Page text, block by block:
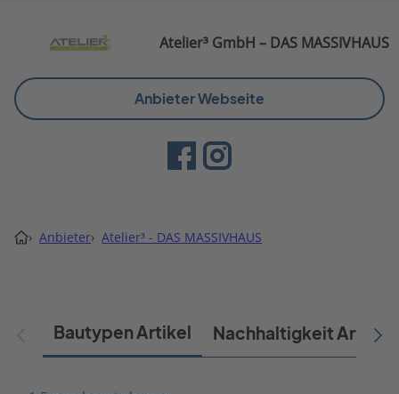
Atelier³ GmbH – DAS MASSIVHAUS
Anbieter Webseite
› Anbieter› Atelier³ - DAS MASSIVHAUS
Bautypen Artikel Nachhaltigkeit Artikel